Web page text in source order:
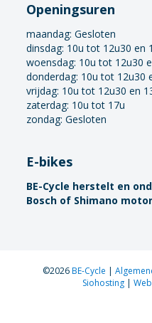
Openingsuren
maandag:Gesloten
dinsdag: 10u tot 12u30 en
woensdag: 10u tot 12u30
donderdag: 10u tot 12u30
vrijdag: 10u tot 12u30 en
zaterdag: 10u tot 17u
zondag: Gesloten
E-bikes
BE-Cycle herstelt en
Bosch of Shimano
©2026BE-Cycle |
Siohosting |